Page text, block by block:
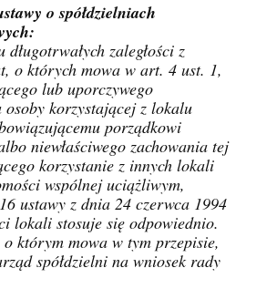
o spółdzielniach
długotrwałych zaległości z
o których mowa w art. 4 ust. 1,
lub uporczywego
osoby korzystającej z lokalu
porządkowi
niewłaściwego zachowania tej
korzystanie z innych lokali
wspólnej uciążliwym,
ustawy z dnia 24 czerwca 1994
lokali stosuje się odpowiednio.
którym mowa w tym przepisie,
spółdzielni na wniosek rady